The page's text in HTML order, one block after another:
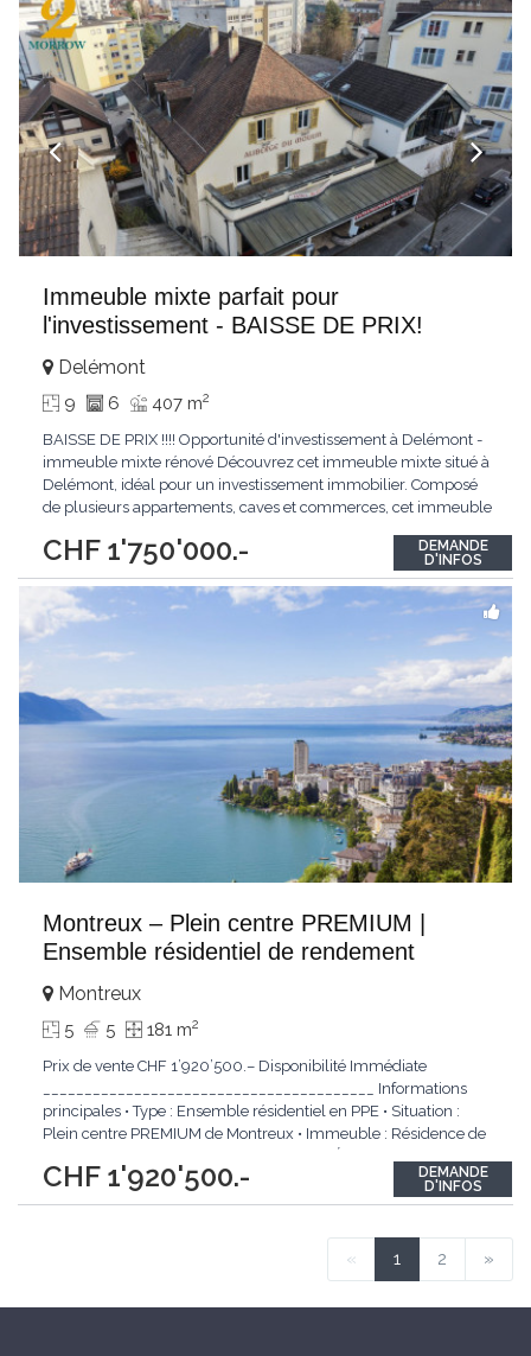
Immeuble mixte parfait pour
l'investissement - BAISSE DE PRIX!
CHF 1'750'000.-
Delémont
9 6 407 m2
BAISSE DE PRIX !!!! Opportunité d'investissement à Delémont -
immeuble mixte rénové Découvrez cet immeuble mixte situé à
Delémont, idéal pour un investissement immobilier. Composé
de plusieurs appartements, caves et commerces, cet immeuble
Rénové en 2013, il est équipé d'un système de chauffage au gaz
par radiateurs. Description...
DEMANDE
D'INFOS
Montreux – Plein centre PREMIUM |
Ensemble résidentiel de rendement
CHF 1'920'500.-
Montreux
5 5 181 m2
Prix de vente CHF 1’920’500.– Disponibilité Immédiate
________________________________________ Informations
principales • Type : Ensemble résidentiel en PPE • Situation :
Plein centre PREMIUM de Montreux • Immeuble : Résidence de
d’entretien • Fonds de rénovation PPE : Constitué et
régulièrement...
DEMANDE
D'INFOS
« 1 2 »